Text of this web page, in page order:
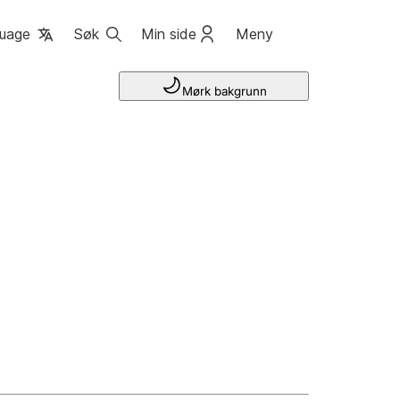
Søk Min side Meny
Mørk bakgrunn